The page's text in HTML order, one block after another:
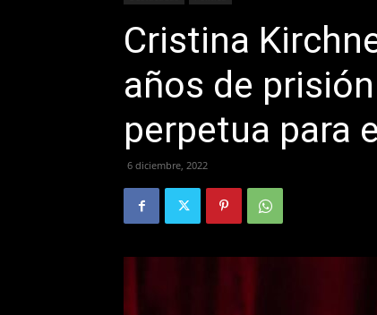
Cristina
años de
perpetua para
6 diciembre, 2022